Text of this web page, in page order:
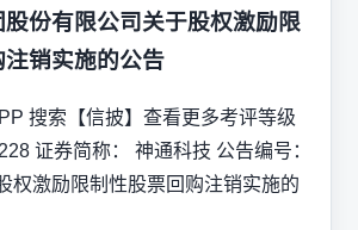
份有限公司关于股权激励限
销实施的公告
搜索【信披】查看更多考评等级
证券简称： 神通科技 公告编号：
权激励限制性股票回购注销实施的